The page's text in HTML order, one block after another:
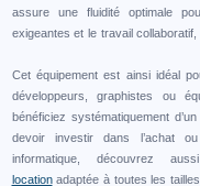
assure une fluidité optimale
exigeantes et le travail collaboratif,
Cet équipement est ainsi idéal
développeurs, graphistes ou
bénéficiez systématiquement
devoir investir dans l’achat
informatique, découvrez
locationadaptée à toutes les tailles